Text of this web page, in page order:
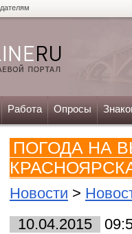
Работа Опросы
ПОГОДА НА
Новости >
10.04.2015